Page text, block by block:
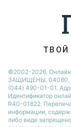
Новости
Новости
©2002-2026,
ЗАЩИЩЕНЫ. 04080,
(044) 490-01-01.
Идентификатор
R40-01822.
информации,
либо виде